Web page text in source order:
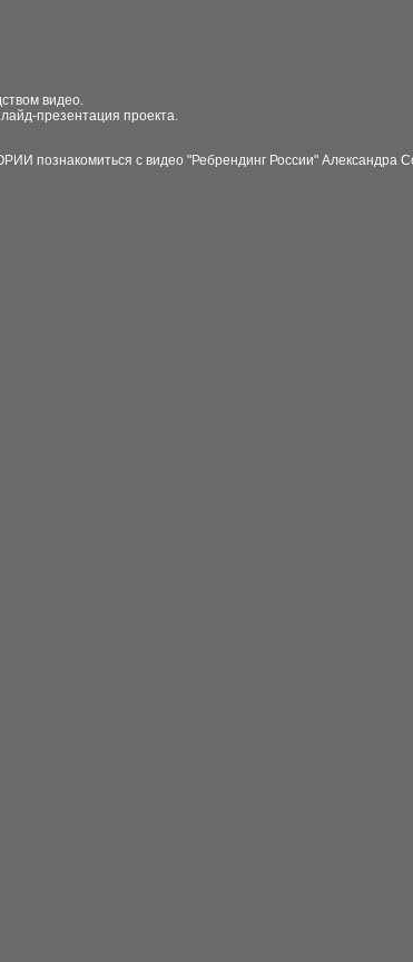
видео.
презентация проекта.
познакомиться с видео "Ребрендинг России" Александра